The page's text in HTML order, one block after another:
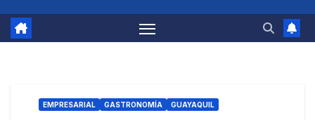
EMPRESARIAL GASTRONOMÍA GUAYAQUIL